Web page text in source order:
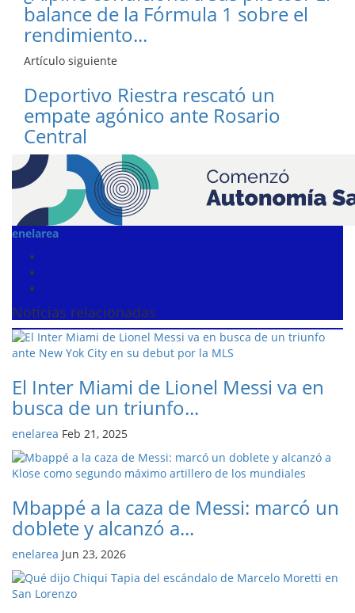
balance de la Fórmula 1 sobre el
rendimiento...
Artículo siguiente
Deportivo Riestra rescató un
empate agónico ante Rosario
Central
enelarea
Noticias relacionadas
El Inter Miami de Lionel Messi va en
busca de un triunfo...
enelarea Feb 21, 2025
Mbappé a la caza de Messi: marcó un
doblete y alcanzó a...
enelarea Jun 23, 2026